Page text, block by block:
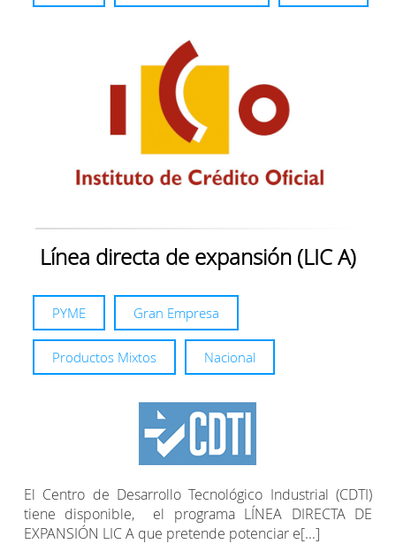
Línea directa de expansión (LIC A)
PYME Gran Empresa
Productos Mixtos Nacional
El Centro de Desarrollo Tecnológico Industrial (CDTI)
tiene disponible, el programa LÍNEA DIRECTA DE
EXPANSIÓN LIC A que pretende potenciar e[...]